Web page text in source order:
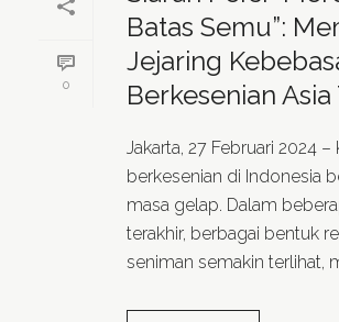
0
Batas Semu”:
Jejaring
Berkesenian
Jakarta, 27 Februari 2024
berkesenian di Indonesia
masa gelap. Dalam
terakhir, berbagai bentuk
seniman semakin terlihat,